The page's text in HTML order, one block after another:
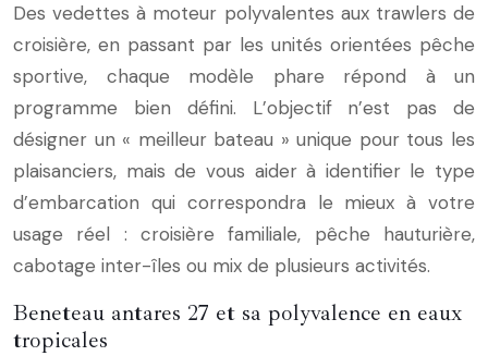
Des vedettes à moteur polyvalentes aux trawlers de
croisière, en passant par les unités orientées pêche
sportive, chaque modèle phare répond à un
programme bien défini. L’objectif n’est pas de
désigner un « meilleur bateau » unique pour tous les
plaisanciers, mais de vous aider à identifier le type
d’embarcation qui correspondra le mieux à votre
usage réel : croisière familiale, pêche hauturière,
cabotage inter-îles ou mix de plusieurs activités.
Beneteau antares 27 et sa polyvalence en eaux
tropicales